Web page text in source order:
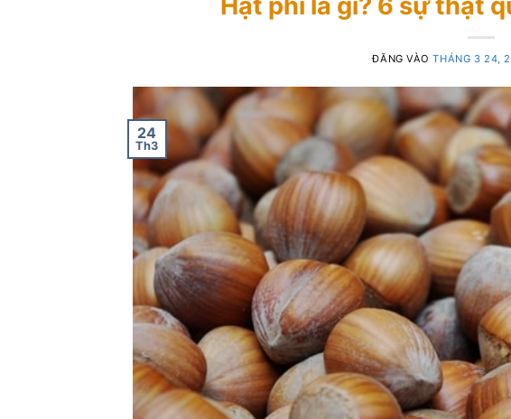
ĐĂNG VÀOTHÁNG 3 24,
24
Th3